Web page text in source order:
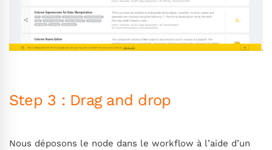
Step 3 : Drag and drop
Nous déposons le node dans le workflow à l’aide d’un